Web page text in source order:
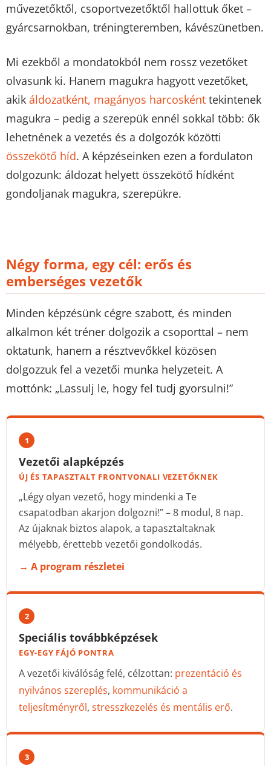
művezetőktől, csoportvezetőktől hallottuk őket –
gyárcsarnokban, tréningteremben, kávészünetben.
Mi ezekből a mondatokból nem rossz vezetőket
olvasunk ki. Hanem magukra hagyott vezetőket,
akik áldozatként, magányos harcosként tekintenek
magukra – pedig a szerepük ennél sokkal több: ők
lehetnének a vezetés és a dolgozók közötti
összekötő híd. A képzéseinken ezen a fordulaton
dolgozunk: áldozat helyett összekötő hídként
gondoljanak magukra, szerepükre.
Négy forma, egy cél: erős és
emberséges vezetők
Minden képzésünk cégre szabott, és minden
alkalmon két tréner dolgozik a csoporttal – nem
oktatunk, hanem a résztvevőkkel közösen
dolgozzuk fel a vezetői munka helyzeteit. A
mottónk: „Lassulj le, hogy fel tudj gyorsulni!”
1
Vezetői alapképzés
ÚJ ÉS TAPASZTALT FRONTVONALI VEZETŐKNEK
„Légy olyan vezető, hogy mindenki a Te
csapatodban akarjon dolgozni!” – 8 modul, 8 nap.
Az újaknak biztos alapok, a tapasztaltaknak
mélyebb, érettebb vezetői gondolkodás.
→ A program részletei
2
Speciális továbbképzések
EGY-EGY FÁJÓ PONTRA
A vezetői kiválóság felé, célzottan: prezentáció és
nyilvános szereplés, kommunikáció a
teljesítményről, stresszkezelés és mentális erő.
3